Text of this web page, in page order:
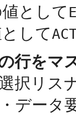
として
して
行をマ
択リス
データ